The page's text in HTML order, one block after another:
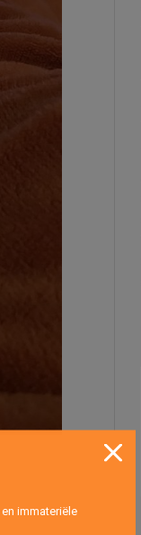
immateriële